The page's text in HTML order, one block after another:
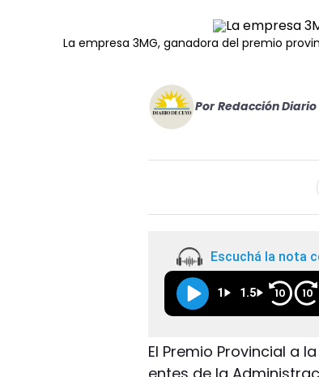
La empresa 3MG, ganadora del premio
Por Redacción
Escuchá la nota
1 1.5 10 10
El Premio Provincial a
entes de la